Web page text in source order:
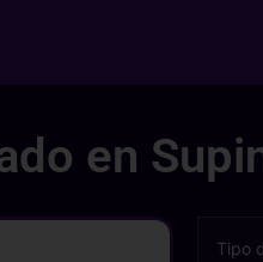
en
Tipo